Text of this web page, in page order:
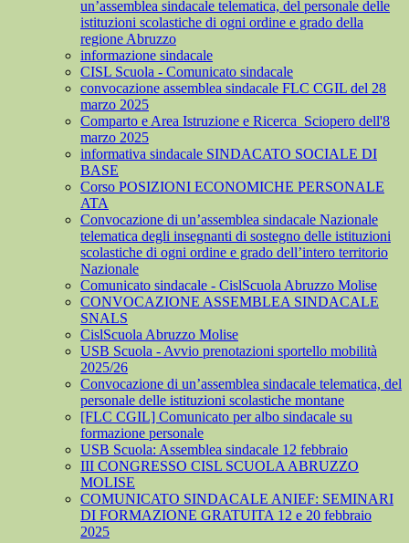
un’assemblea sindacale telematica, del personale delle
istituzioni scolastiche di ogni ordine e grado della
regione Abruzzo
informazione sindacale
CISL Scuola - Comunicato sindacale
convocazione assemblea sindacale FLC CGIL del 28
marzo 2025
Comparto e Area Istruzione e Ricerca_Sciopero dell'8
marzo 2025
informativa sindacale SINDACATO SOCIALE DI
BASE
Corso POSIZIONI ECONOMICHE PERSONALE
ATA
Convocazione di un’assemblea sindacale Nazionale
telematica degli insegnanti di sostegno delle istituzioni
scolastiche di ogni ordine e grado dell’intero territorio
Nazionale
Comunicato sindacale - CislScuola Abruzzo Molise
CONVOCAZIONE ASSEMBLEA SINDACALE
SNALS
CislScuola Abruzzo Molise
USB Scuola - Avvio prenotazioni sportello mobilità
2025/26
Convocazione di un’assemblea sindacale telematica, del
personale delle istituzioni scolastiche montane
[FLC CGIL] Comunicato per albo sindacale su
formazione personale
USB Scuola: Assemblea sindacale 12 febbraio
III CONGRESSO CISL SCUOLA ABRUZZO
MOLISE
COMUNICATO SINDACALE ANIEF: SEMINARI
DI FORMAZIONE GRATUITA 12 e 20 febbraio
2025